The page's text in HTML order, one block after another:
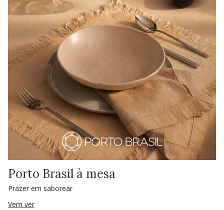
Porto Brasil à mesa
Prazer em saborear
Vem ver